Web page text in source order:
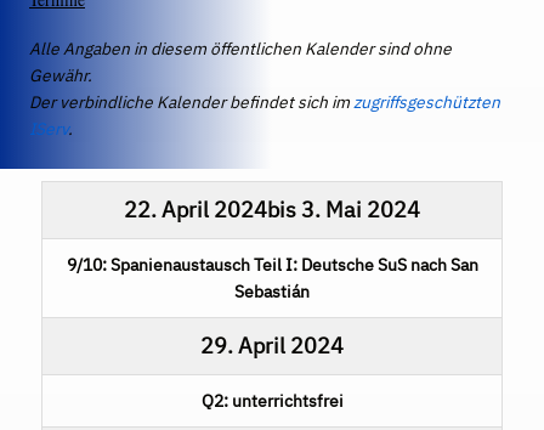
Alle Angaben in diesem öffentlichen Kalender sind ohne
Gewähr.
Der verbindliche Kalender befindet sich imzugriffsgeschützten
IServ.
22. April 2024bis3. Mai 2024
9/10: Spanienaustausch Teil I: Deutsche SuS nach San
Sebastián
29. April 2024
Q2: unterrichtsfrei